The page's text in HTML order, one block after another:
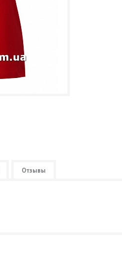
Отзывы